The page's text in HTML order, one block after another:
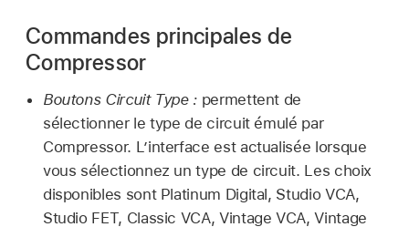
Commandes principales de
Compressor
Boutons Circuit Type : permettent de
sélectionner le type de circuit émulé par
Compressor. L’interface est actualisée lorsque
vous sélectionnez un type de circuit. Les choix
disponibles sont Platinum Digital, Studio VCA,
Studio FET, Classic VCA, Vintage VCA, Vintage